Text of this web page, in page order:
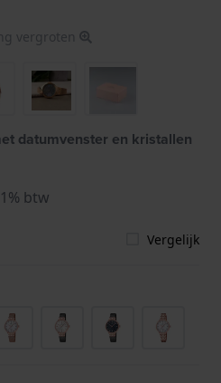
vergroten
datumvenster en kristallen
btw
Vergelijk